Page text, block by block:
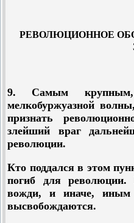
РЕВОЛЮЦИОННОЕ
9. Самым крупным,
мелкобуржуазной
признать
злейший враг
революции.
Кто поддался в этом
погиб для
вожди, и иначе, иным
высвобождаются.